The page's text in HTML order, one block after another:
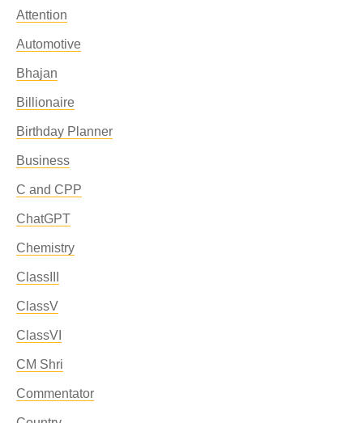
Attention
Automotive
Bhajan
Billionaire
Birthday Planner
Business
C and CPP
ChatGPT
Chemistry
ClassIII
ClassV
ClassVI
CM Shri
Commentator